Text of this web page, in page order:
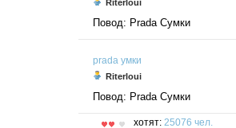
Riterloui
Повод: Prada Сумки
prada умки
Riterloui
Повод: Prada Сумки
хотят: 25076 чел.